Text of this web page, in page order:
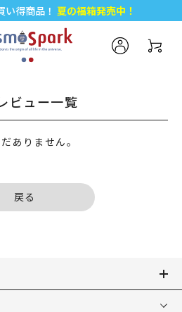
得商品！ 夏の福箱発売中！
買い物で全国一律送料無料♪
使える500ポイント プレゼント！
ビュー一覧
ありません。
戻る